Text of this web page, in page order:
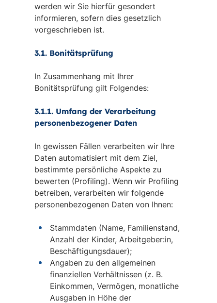
werden wir Sie hierfür gesondert
informieren, sofern dies gesetzlich
vorgeschrieben ist.
3.1. Bonitätsprüfung
In Zusammenhang mit Ihrer
Bonitätsprüfung gilt Folgendes:
3.1.1. Umfang der Verarbeitung
personenbezogener Daten
In gewissen Fällen verarbeiten wir Ihre
Daten automatisiert mit dem Ziel,
bestimmte persönliche Aspekte zu
bewerten (Profiling). Wenn wir Profiling
betreiben, verarbeiten wir folgende
personenbezogenen Daten von Ihnen:
Stammdaten (Name, Familienstand,
Anzahl der Kinder, Arbeitgeber:in,
Beschäftigungsdauer);
Angaben zu den allgemeinen
finanziellen Verhältnissen (z. B.
Einkommen, Vermögen, monatliche
Ausgaben in Höhe der